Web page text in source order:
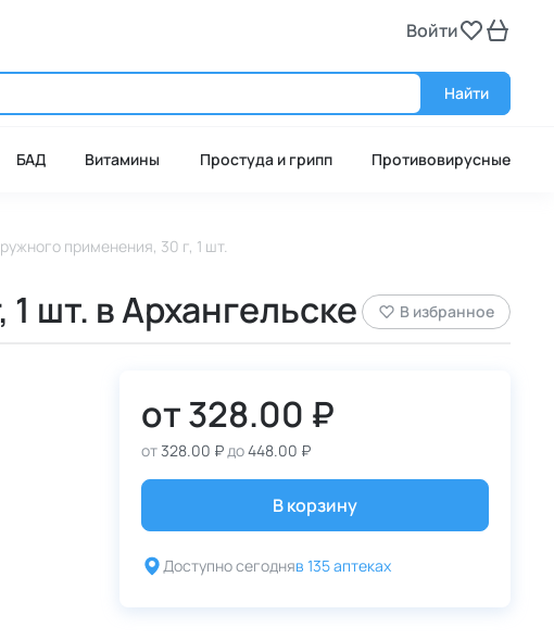
Войти
Найти
БАД Витамины Простуда и грипп Противовирусные
применения, 30 г, 1 шт.
шт. в Архангельске В избранное
от328.00 ₽
от328.00 ₽до448.00 ₽
В корзину
Доступно сегодняв 135 аптеках